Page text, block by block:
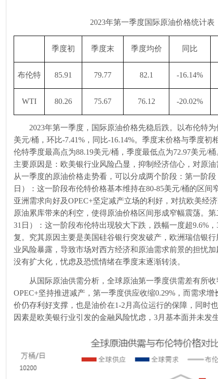
2023年第一季度国际原油价格统计表
季度初 季度末 季度均价 同比
布伦特 85.91 79.77 82.1 -16.14%
WTI 80.26 75.67 76.12 -20.02%
2023年第一季度，国际原油价格先稳后跌。以布伦特
美元/桶，环比-7.41% ，同比-16.14%。季度末价格与季度初
伦特季度最高点为88.19美元/桶，季度最低点为72.97美元/桶
主要原因是：欧美银行业风险凸显，抑制经济信心，对原
从一季度的原油价格走势看，可以分成两个阶段：第一阶段
日）：这一阶段布伦特价格基本维持在80-85美元/桶的区间
亚洲需求向好及OPEC+坚定减产立场的利好，对抗欧美经
原油累库带来的利空，使得原油价格区间形成窄幅震荡。
31 日）：这一阶段布伦特出现较大下跌，跌幅一度超9.6% ，
复。究其原因主要是美国硅谷银行突发破产，欧洲瑞信银
业风险暴露，导致市场对西方经济和原油需求前景的担忧
没有扩大化，忧虑及恐慌情绪在季度末逐渐转淡。
从国际原油供需分析，全球原油第一季度供需差有所
OPEC+坚持推进减产，第一季度供应收缩0.29% ，而需求增
价仍存利好支撑，也是油价在1-2 月高位运行的保障，同时
因素是欧美银行业引发的金融风险忧虑，3月基本面并未发